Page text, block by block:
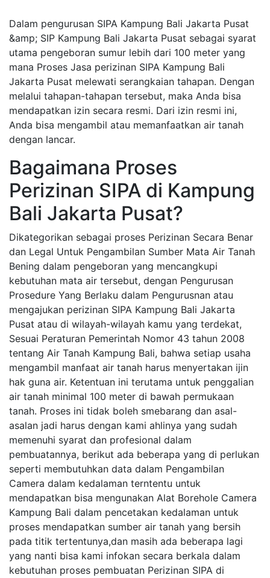
Dalam pengurusan SIPA Kampung Bali Jakarta Pusat
&amp; SIP Kampung Bali Jakarta Pusat sebagai syarat
utama pengeboran sumur lebih dari 100 meter yang
mana Proses Jasa perizinan SIPA Kampung Bali
Jakarta Pusat melewati serangkaian tahapan. Dengan
melalui tahapan-tahapan tersebut, maka Anda bisa
mendapatkan izin secara resmi. Dari izin resmi ini,
Anda bisa mengambil atau memanfaatkan air tanah
dengan lancar.
Bagaimana Proses
Perizinan SIPA di Kampung
Bali Jakarta Pusat?
Dikategorikan sebagai proses Perizinan Secara Benar
dan Legal Untuk Pengambilan Sumber Mata Air Tanah
Bening dalam pengeboran yang mencangkupi
kebutuhan mata air tersebut, dengan Pengurusan
Prosedure Yang Berlaku dalam Pengurusnan atau
mengajukan perizinan SIPA Kampung Bali Jakarta
Pusat atau di wilayah-wilayah kamu yang terdekat,
Sesuai Peraturan Pemerintah Nomor 43 tahun 2008
tentang Air Tanah Kampung Bali, bahwa setiap usaha
mengambil manfaat air tanah harus menyertakan ijin
hak guna air. Ketentuan ini terutama untuk penggalian
air tanah minimal 100 meter di bawah permukaan
tanah. Proses ini tidak boleh smebarang dan asal-
asalan jadi harus dengan kami ahlinya yang sudah
memenuhi syarat dan profesional dalam
pembuatannya, berikut ada beberapa yang di perlukan
seperti membutuhkan data dalam Pengambilan
Camera dalam kedalaman terntentu untuk
mendapatkan bisa mengunakan Alat Borehole Camera
Kampung Bali dalam pencetakan kedalaman untuk
proses mendapatkan sumber air tanah yang bersih
pada titik tertentunya,dan masih ada beberapa lagi
yang nanti bisa kami infokan secara berkala dalam
kebutuhan proses pembuatan Perizinan SIPA di